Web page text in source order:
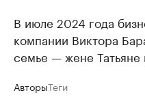
В июле 2024 года
компании Виктора
семье — жене Татьяне
АвторыТеги